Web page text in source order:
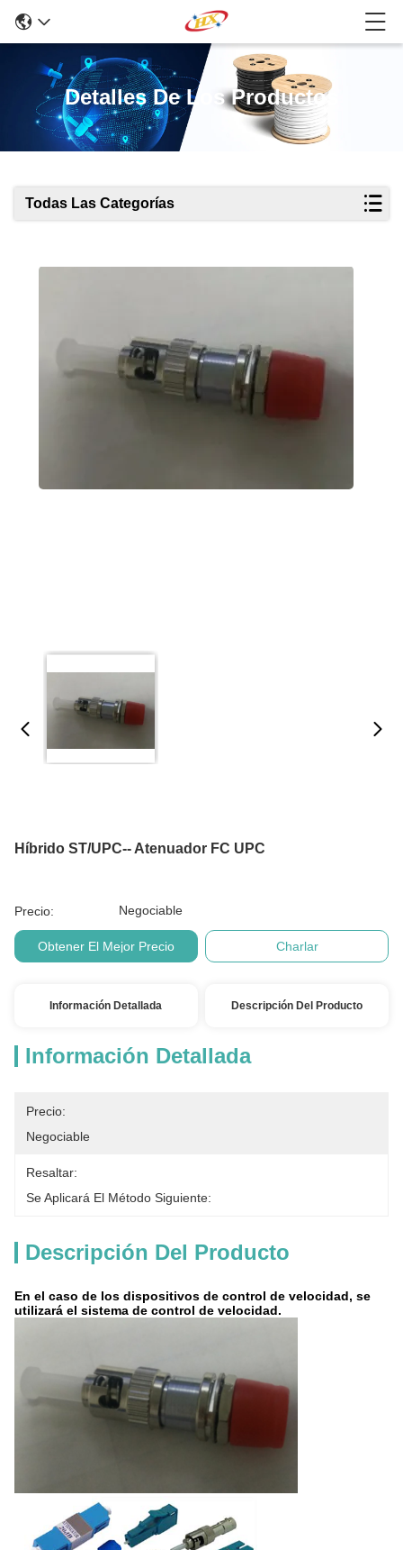
Detalles De Los Productos
Todas Las Categorías
Híbrido ST/UPC-- Atenuador FC UPC
Precio: Negociable
Obtener El Mejor Precio Charlar
Información Detallada Descripción Del Producto
Información Detallada
Precio:
Negociable
Resaltar:
Se Aplicará El Método Siguiente:
Descripción Del Producto
En el caso de los dispositivos de control de velocidad, se
utilizará el sistema de control de velocidad.